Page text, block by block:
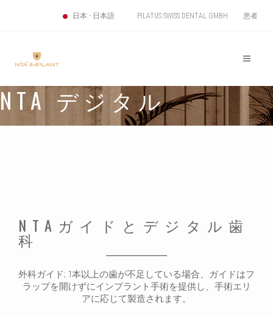
患者
PILATUS SWISS DENTAL GMBH
日本 - 日本語
NTA デジタル
NTAガイドとデジタル歯
科
外科ガイド; 1本以上の歯が不足している場合、ガイドはフ
ラップを開けずにインプラント手術を提供し、手術エリ
アに応じて製造されます。